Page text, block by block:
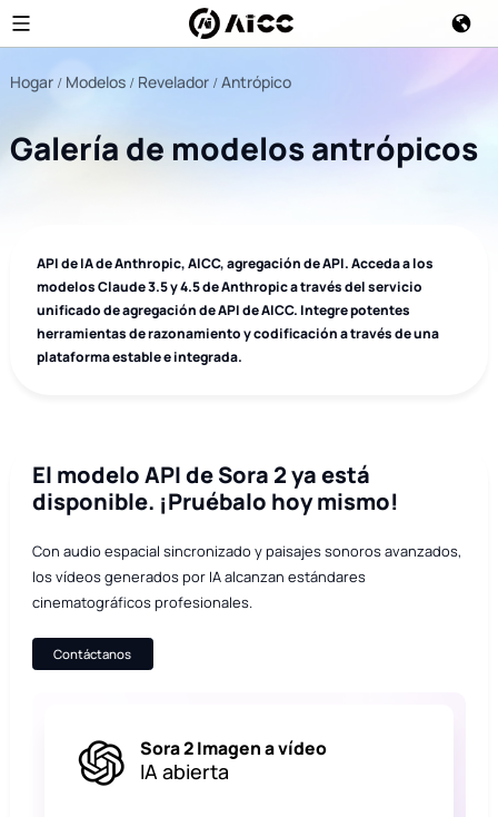
Hogar Modelos Revelador Antrópico
Galería de modelos antrópicos
API de IA de Anthropic, AICC, agregación de API. Acceda a los
modelos Claude 3.5 y 4.5 de Anthropic a través del servicio
unificado de agregación de API de AICC. Integre potentes
herramientas de razonamiento y codificación a través de una
plataforma estable e integrada.
El modelo API de Sora 2 ya está
disponible. ¡Pruébalo hoy mismo!
Con audio espacial sincronizado y paisajes sonoros avanzados,
los vídeos generados por IA alcanzan estándares
cinematográficos profesionales.
Contáctanos
Sora 2 Imagen a vídeo
IA abierta